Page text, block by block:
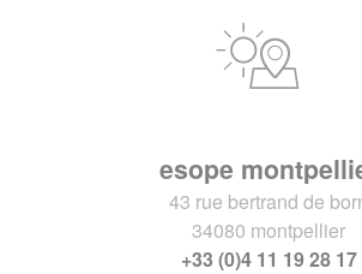
esope
43 rue bertrand de
34080 montpellier
+33 (0)4 11 19 28 17